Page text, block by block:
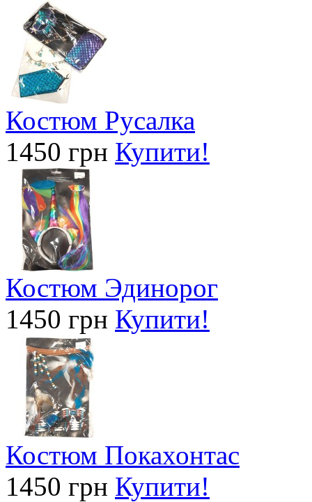
Костюм Русалка
1450 грн Купити!
Костюм Эдинорог
1450 грн Купити!
Костюм Покахонтас
1450 грн Купити!